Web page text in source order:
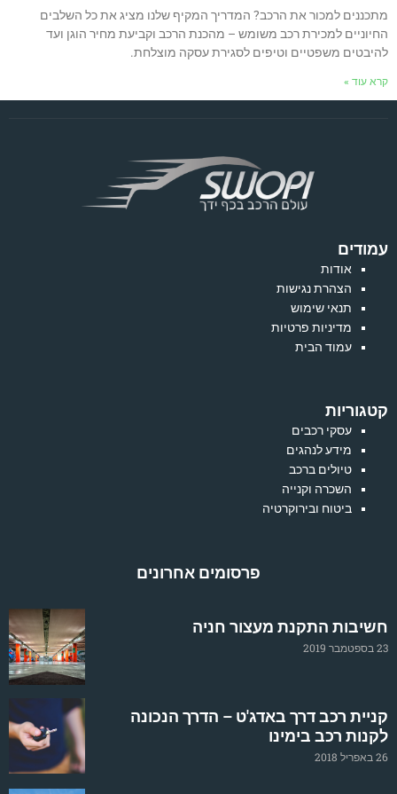
מתכננים למכור את הרכב? המדריך המקיף שלנו מציג את כל השלבים
החיוניים למכירת רכב משומש – מהכנת הרכב וקביעת מחיר הוגן ועד
להיבטים משפטיים וטיפים לסגירת עסקה מוצלחת.
קרא עוד »
עמודים
אודות
הצהרת נגישות
תנאי שימוש
מדיניות פרטיות
עמוד הבית
קטגוריות
עסקי רכבים
מידע לנהגים
טיולים ברכב
השכרה וקנייה
ביטוח ובירוקרטיה
פרסומים אחרונים
חשיבות התקנת מעצור חניה
23 בספטמבר 2019
קניית רכב דרך באדג'ט – הדרך הנכונה
לקנות רכב בימינו
26 באפריל 2018